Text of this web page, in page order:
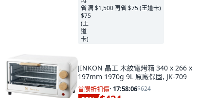
满 $1,500 再省 $75 (王道卡)
JINKON 晶工 木紋電烤箱 340 x 266 x
197mm 1970g 9L 原廠保固, JK-709
首購折扣價· 17:58:04$624